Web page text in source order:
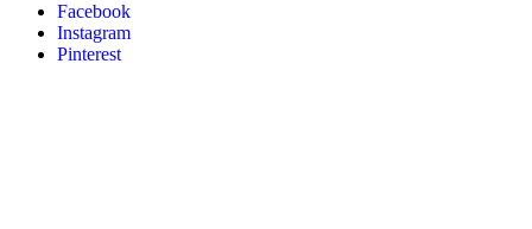
Facebook
Instagram
Pinterest